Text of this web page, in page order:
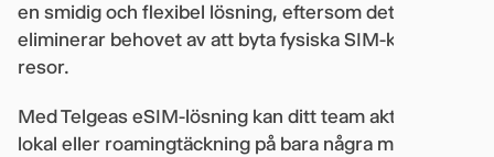
en smidig och flexibel lösning, eftersom det
eliminerar behovet av att byta fysiska SIM-kort vid
resor.
Med Telgeas eSIM-lösning kan ditt team aktivera
lokal eller roamingtäckning på bara några minuter –